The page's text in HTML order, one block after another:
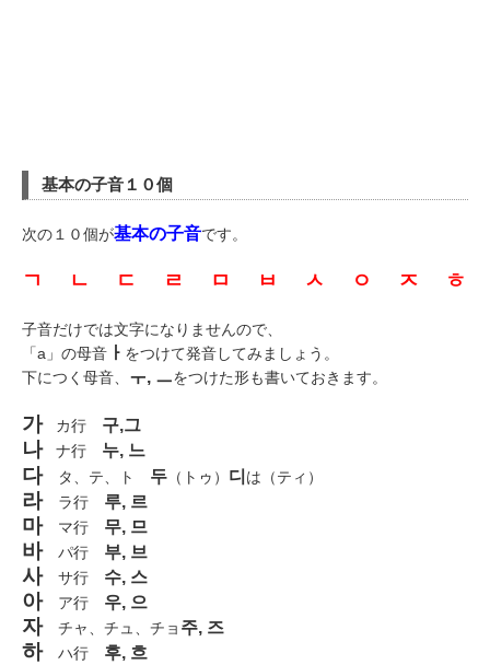
基本の子音１０個
次の１０個が基本の子音です。
ㄱ ㄴ ㄷ ㄹ ㅁ ㅂ ㅅ ㅇ ㅈ ㅎ
子音だけでは文字になりませんので、
「a」の母音 ㅏ をつけて発音してみましょう。
下につく母音、 ㅜ, ㅡをつけた形も書いておきます。
가カ行 구,그
나 ナ行 누, 느
다タ、テ、ト 두 （トゥ） 디 は（ティ）
라ラ行 루, 르
마マ行 무, 므
바パ行 부, 브
사サ行 수, 스
아ア行 우, 으
자チャ、チュ、チョ 주, 즈
하ハ行 후, 흐